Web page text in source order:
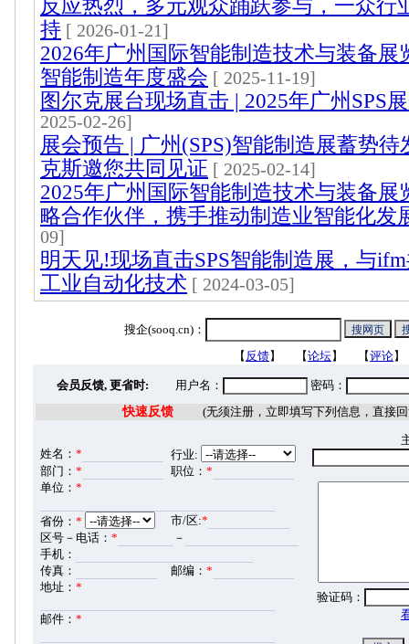
反应热烈，多元观众踊跃参与，一众行
持 [ 2026-01-21]
2026年广州国际智能制造技术与装备展
智能制造年度盛会 [ 2025-11-19]
图尔克展台现场直击 | 2025年广州SPS
2025-02-26]
展会预告 | 广州(SPS)智能制造展蓄势待
克斯邀您共同见证 [ 2025-02-14]
2025年广州国际智能制造技术与装备展
略合作伙伴，携手推动制造业智能化发
09]
明天见!现场直击SPS智能制造展，与
工业自动化技术 [ 2024-03-05]
搜企(sooq.cn)：
【 反馈】 【论坛】 【评论
会员反馈, 更省时: 用户名：
密码：
快速反馈(无须注册，立即填写下列信息，直接回
姓名： *
行业:
部门： * 职位： *
单位： *
省份： * 市/区:*
区号－电话： *
－
手机：
传真：
邮编： *
地址： *
邮件： *
验证码：